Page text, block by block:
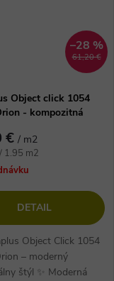
61,20 €
–28 %
Object click 1054
- kompozitná
€ / m2
1.95 m2
DETAIL
Object Click 1054
– moderný
štýl ✨ Moderná